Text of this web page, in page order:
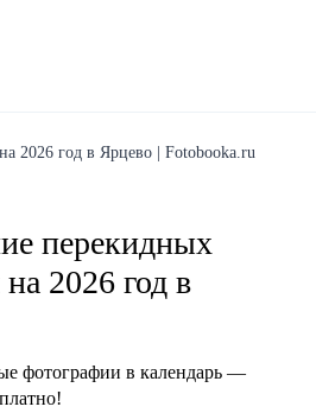
2026 год в Ярцево | Fotobooka.ru
перекидных
2026 год в
фотографии в календарь —